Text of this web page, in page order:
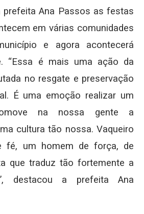
prefeita Ana Passos as festas
em várias comunidades
e agora acontecerá
“Essa é mais uma ação da
no resgate e preservação
É uma emoção realizar um
na nossa gente a
cultura tão nossa. Vaqueiro
fé, um homem de força, de
que traduz tão fortemente a
destacou a prefeita Ana